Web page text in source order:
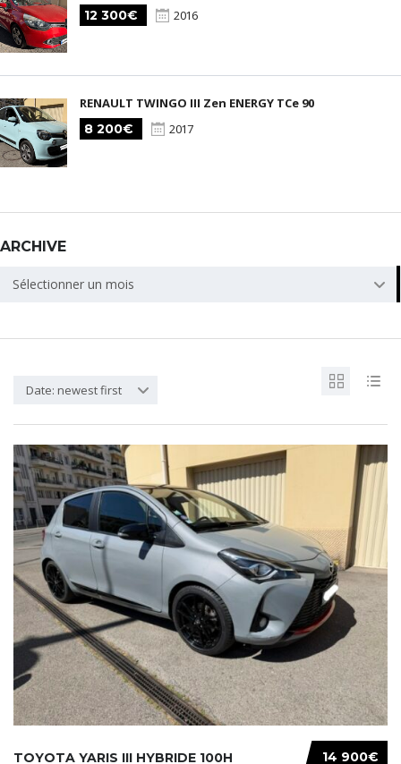
12 300€
2016
RENAULT TWINGO III Zen ENERGY TCe 90
8 200€
2017
ARCHIVE
ARCHIVE
Sélectionner un mois
Date: newest first
14 900€
TOYOTA YARIS III HYBRIDE 100H